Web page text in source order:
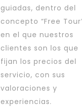
guiadas, dentro del
concepto “Free
en el que nuestros
clientes son los que
fijan los precios del
servicio, con sus
valoraciones y
experiencias.